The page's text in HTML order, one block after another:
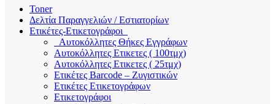
Toner
Δελτία Παραγγελιών / Εστιατορίων
Ετικέτες-Ετικετογράφοι
Αυτοκόλλητες Θήκες Εγγράφων
Αυτοκόλλητες Ετικετες ( 100τμχ)
Αυτοκόλλητες Ετικετες ( 25τμχ)
Ετικέτες Barcode – Ζυγιστικών
Ετικέτες Ετικετογράφων
Ετικετογράφοι